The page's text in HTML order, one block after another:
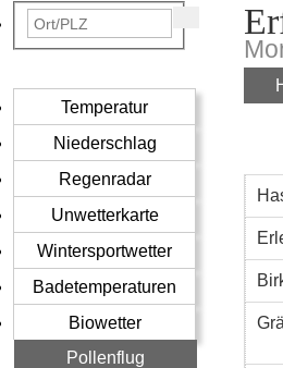
Temperatur
Niederschlag
Regenradar
Unwetterkarte
Wintersportwetter
Badetemperaturen
Biowetter
Pollenflug